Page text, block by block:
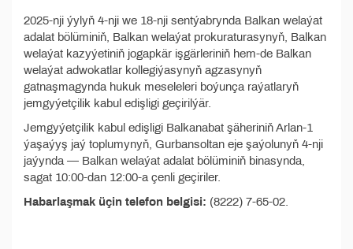
2025-nji ýylyň 4-nji we 18-nji sentýabrynda Balkan welaýat
adalat bölüminiň, Balkan welaýat prokuraturasynyň, Balkan
welaýat kazyýetiniň jogapkär işgärleriniň hem-de Balkan
welaýat adwokatlar kollegiýasynyň agzasynyň
gatnaşmagynda hukuk meseleleri boýunça raýatlaryň
jemgyýetçilik kabul edişligi geçirilýär.
Jemgyýetçilik kabul edişligi Balkanabat şäheriniň Arlan-1
ýaşaýyş jaý toplumynyň, Gurbansoltan eje şaýolunyň 4-nji
jaýynda — Balkan welaýat adalat bölüminiň binasynda,
sagat 10:00-dan 12:00-a çenli geçiriler.
Habarlaşmak üçin telefon belgisi: (8222) 7-65-02.